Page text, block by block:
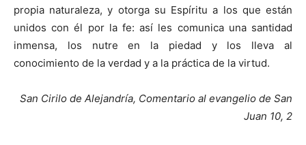
propia naturaleza, y otorga su Espíritu a los que están
unidos con él por la fe: así les comunica una santidad
inmensa, los nutre en la piedad y los lleva al
conocimiento de la verdad y a la práctica de la virtud.
San Cirilo de Alejandría, Comentario al evangelio de San
Juan 10, 2